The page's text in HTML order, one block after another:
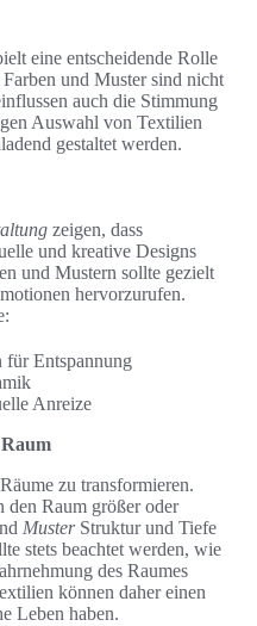
eine entscheidende Rolle
und Muster sind nicht
auch die Stimmung
Auswahl von Textilien
gestaltet werden.
zeigen, dass
und kreative Designs
und Mustern sollte gezielt
hervorzurufen.
für Entspannung
Anreize
zu transformieren.
den Raum größer oder
MusterStruktur und Tiefe
stets beachtet werden, wie
des Raumes
können daher einen
Leben haben.